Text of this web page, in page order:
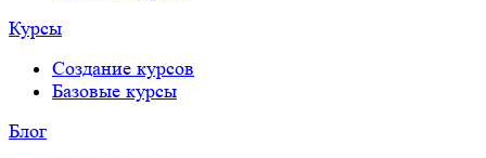
Курсы
Создание курсов
Базовые курсы
Блог